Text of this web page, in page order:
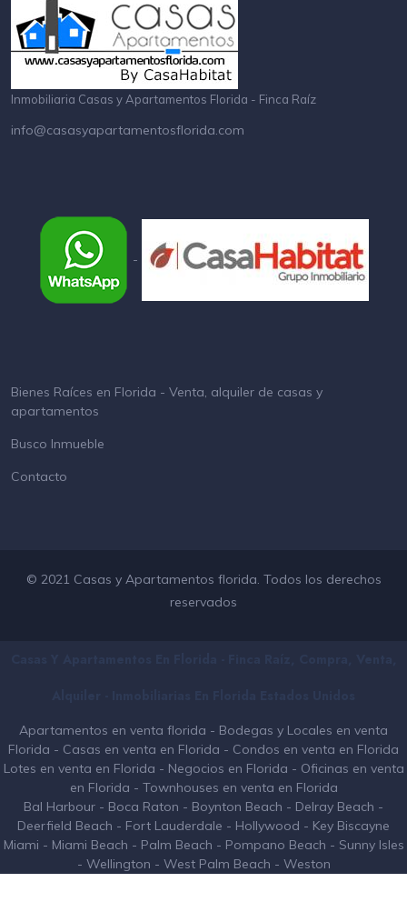
Inmobiliaria Casas y Apartamentos Florida - Finca Raíz
info@casasyapartamentosflorida.com
-
Bienes Raíces en Florida - Venta, alquiler de casas y
apartamentos
Busco Inmueble
Contacto
© 2021 Casas y Apartamentos florida. Todos los derechos
reservados
Apartamentos en venta florida - Bodegas y Locales en venta
Florida - Casas en venta en Florida - Condos en venta en Florida
Lotes en venta en Florida - Negocios en Florida - Oficinas en venta
en Florida - Townhouses en venta en Florida
Bal Harbour - Boca Raton - Boynton Beach - Delray Beach -
Deerfield Beach - Fort Lauderdale - Hollywood - Key Biscayne
Miami - Miami Beach - Palm Beach - Pompano Beach - Sunny Isles
- Wellington - West Palm Beach - Weston